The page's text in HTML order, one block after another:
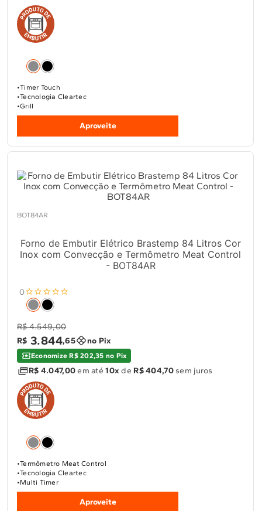
Timer Touch
Tecnologia Cleartec
Grill
Aproveite
BOT84AR
Forno de Embutir Elétrico Brastemp 84 Litros Cor
Inox com Convecção e Termômetro Meat Control
- BOT84AR
0
R$ 4.549,00
R$ 3.844,65 no Pix
Economize R$ 202,35 no Pix
R$ 4.047,00em até10x de R$ 404,70sem juros
Termômetro Meat Control
Tecnologia Cleartec
Multi Timer
Aproveite